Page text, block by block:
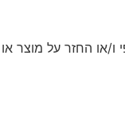
ו/או החזר על מוצר או